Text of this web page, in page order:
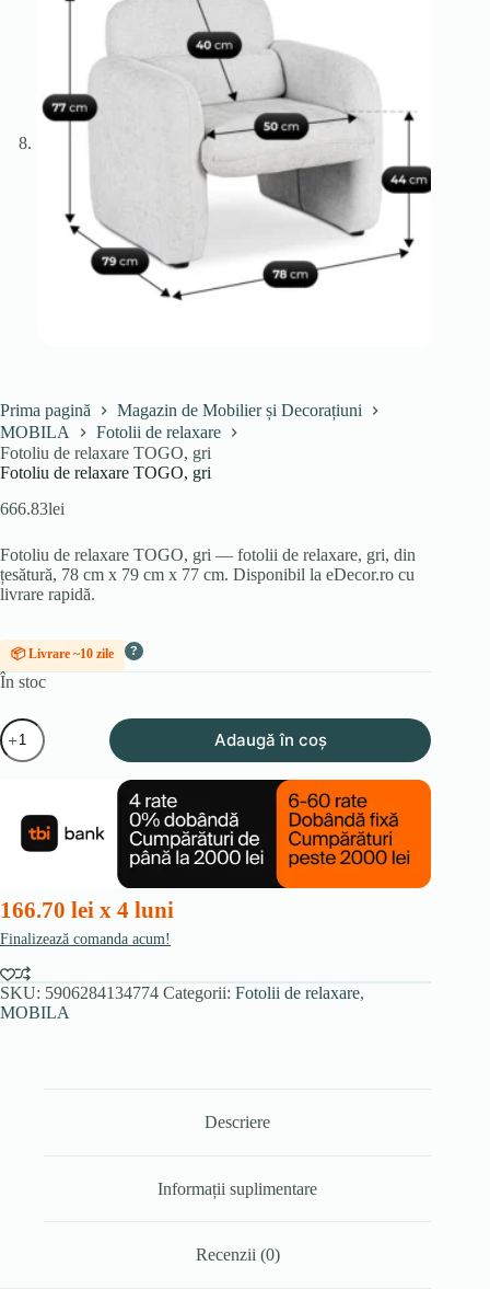
Prima pagină
Magazin de Mobilier și Decorațiuni
MOBILA
Fotolii de relaxare
Fotoliu de relaxare TOGO, gri
Fotoliu de relaxare TOGO, gri
666.83lei
Fotoliu de relaxare TOGO, gri — fotolii de relaxare, gri, din
țesătură, 78 cm x 79 cm x 77 cm. Disponibil la eDecor.ro cu
livrare rapidă.
📦 Livrare ~10 zile ?
În stoc
Cantitate
Fotoliu
de
Adaugă în coș
166.70 lei x 4 luni
Finalizează comanda acum!
SKU: 5906284134774 Categorii: Fotolii de relaxare,
MOBILA
Descriere
Informații suplimentare
Recenzii (0)